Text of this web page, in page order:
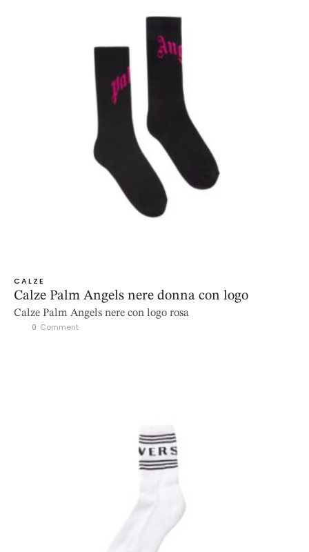
CALZE
Calze Palm Angels nere donna con logo
Calze Palm Angels nere con logo rosa
0 Comment